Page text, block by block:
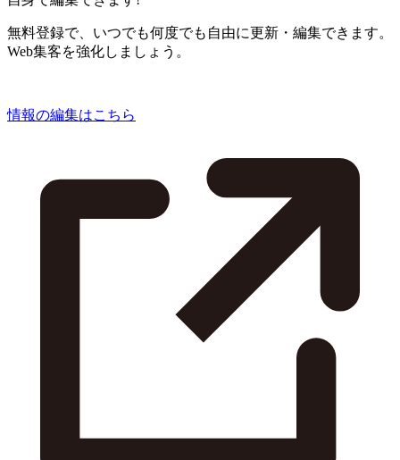
無料登録で、いつでも何度でも自由に更新・編集できます。
Web集客を強化しましょう。
情報の編集はこちら